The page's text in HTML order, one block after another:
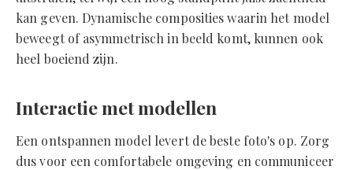
kan geven. Dynamische composities waarin het model
beweegt of asymmetrisch in beeld komt, kunnen ook
heel boeiend zijn.
Interactie met modellen
Een ontspannen model levert de beste foto's op. Zorg
dus voor een comfortabele omgeving en communiceer